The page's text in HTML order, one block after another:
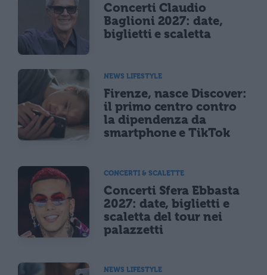
Concerti Claudio
Baglioni 2027: date,
biglietti e scaletta
NEWS LIFESTYLE
Firenze, nasce Discover:
il primo centro contro
la dipendenza da
smartphone e TikTok
CONCERTI & SCALETTE
Concerti Sfera Ebbasta
2027: date, biglietti e
scaletta del tour nei
palazzetti
NEWS LIFESTYLE